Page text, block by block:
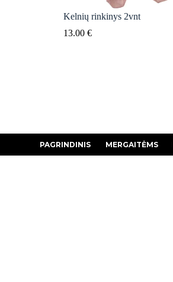
Kelnių rinkinys 2vnt
13.00€
PAGRINDINIS MERGAITĖMS